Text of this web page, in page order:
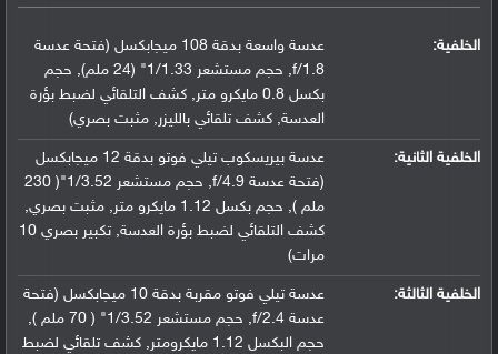
الخلفية:
عدسة واسعة بدقة 108 ميجابكسل (فتحة عدسة
f/1.8, حجم مستشعر 1/1.33" (24 ملم), حجم
بكسل 0.8 مايكرو متر, كشف التلقائي لضبط بؤرة
العدسة, كشف تلقائي بالليزر, مثبت بصري)
الخلفية الثانية:
عدسة بيريسكوب تيلي فوتو بدقة 12 ميجابكسل
(فتحة عدسة f/4.9, حجم مستشعر 1/3.52"( 230
ملم ), حجم بكسل 1.12 مايكرو متر, مثبت بصري,
كشف التلقائي لضبط بؤرة العدسة, تكبير بصري 10
مرات)
الخلفية الثالثة:
عدسة تيلي فوتو مقربة بدقة 10 ميجابكسل (فتحة
عدسة f/2.4, حجم مستشعر 1/3.52" ( 70 ملم ),
حجم البكسل 1.12 مايكرومتر, كشف تلقائي لضبط